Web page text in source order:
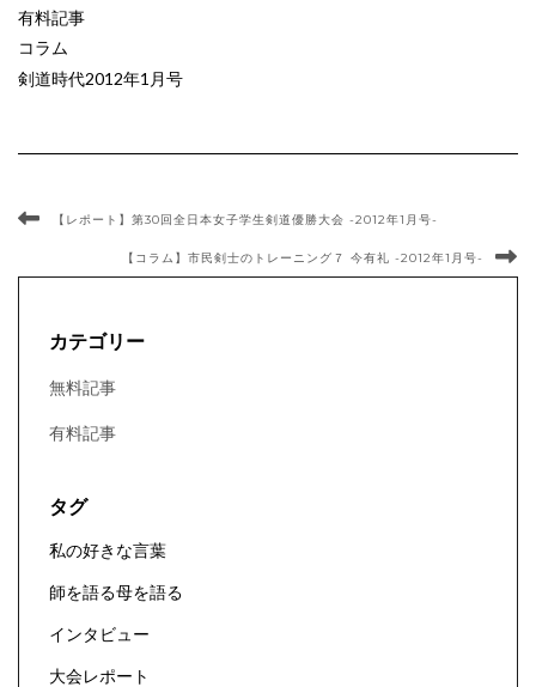
有料記事
コラム
剣道時代2012年1月号
【レポート】第30回全日本女子学生剣道優勝大会 -2012年1月号-
【コラム】市民剣士のトレーニング７ 今有礼 -2012年1月号-
カテゴリー
無料記事
有料記事
タグ
私の好きな言葉
師を語る母を語る
インタビュー
大会レポート